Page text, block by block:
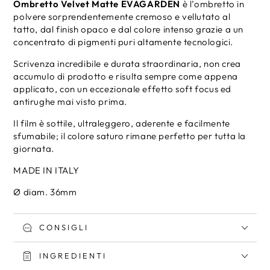
Velvet
Matte
Velvet
Matte
Ombretto Velvet Matte EVAGARDEN è l’ombretto in
polvere sorprendentemente cremoso e vellutato al
tatto, dal finish opaco e dal colore intenso grazie a un
concentrato di pigmenti puri altamente tecnologici.
Scrivenza incredibile e durata straordinaria, non crea
accumulo di prodotto e risulta sempre come appena
applicato, con un eccezionale effetto soft focus ed
antirughe mai visto prima.
Il film è sottile, ultraleggero, aderente e facilmente
sfumabile; il colore saturo rimane perfetto per tutta la
giornata.
MADE IN ITALY
Ø diam. 36mm
CONSIGLI
INGREDIENTI